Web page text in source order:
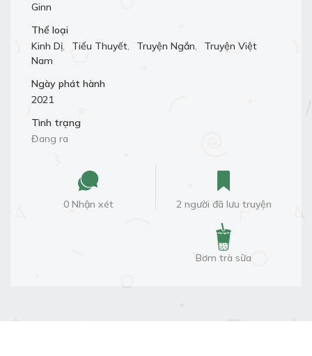
Ginn
Thể loại
Kinh Dị, Tiểu Thuyết, Truyện Ngắn,
Truyện Việt
Nam
Ngày phát hành
2021
Tình trạng
Đang ra
0 Nhận xét 2 người đã lưu truyện
Bơm trà sữa